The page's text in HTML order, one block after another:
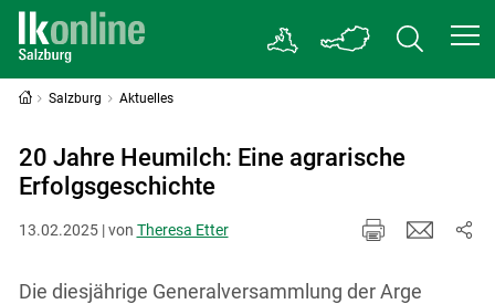
Salzburg Aktuelles
20 Jahre Heumilch: Eine agrarische
Erfolgsgeschichte
13.02.2025 | von Theresa Etter
Die diesjährige Generalversammlung der Arge